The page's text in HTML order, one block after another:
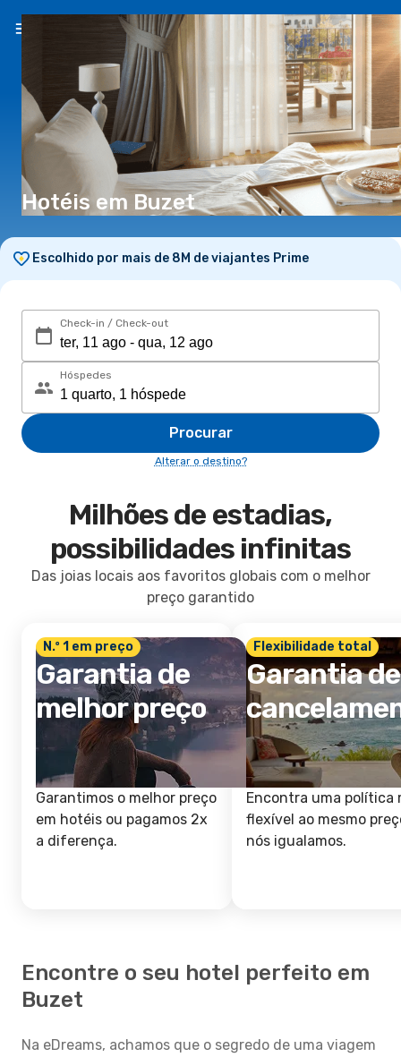
PT(€)
Hotéis em Buzet
Escolhido por mais de 8M de viajantes Prime
Check-in / Check-out
Hóspedes
Procurar
Alterar o destino?
Milhões de estadias,
possibilidades infinitas
Das joias locais aos favoritos globais com o melhor
preço garantido
N.º 1 em preço
Garantia de
melhor preço
Garantimos o melhor preço
em hotéis ou pagamos 2x
a diferença.
Flexibilidade total
Garantia de
Encontra uma política
flexível ao mesmo
nós igualamos.
Encontre o seu hotel perfeito em
Buzet
Na eDreams, achamos que o segredo de uma viagem